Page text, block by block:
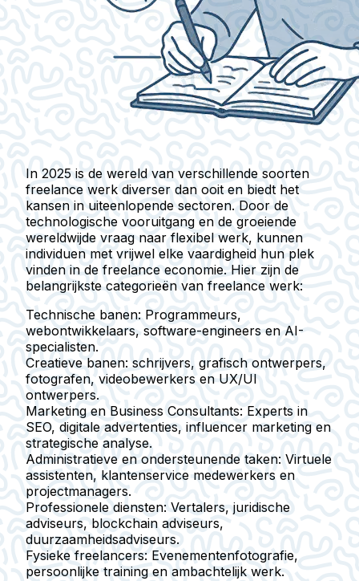
In 2025 is de wereld van verschillende soorten
freelance werk diverser dan ooit en biedt het
kansen in uiteenlopende sectoren. Door de
technologische vooruitgang en de groeiende
wereldwijde vraag naar flexibel werk, kunnen
individuen met vrijwel elke vaardigheid hun plek
vinden in de freelance economie. Hier zijn de
belangrijkste categorieën van freelance werk:
Technische banen: Programmeurs,
webontwikkelaars, software-engineers en AI-
specialisten.
Creatieve banen: schrijvers, grafisch ontwerpers,
fotografen, videobewerkers en UX/UI
ontwerpers.
Marketing en Business Consultants: Experts in
SEO, digitale advertenties, influencer marketing en
strategische analyse.
Administratieve en ondersteunende taken: Virtuele
assistenten, klantenservice medewerkers en
projectmanagers.
Professionele diensten: Vertalers, juridische
adviseurs, blockchain adviseurs,
duurzaamheidsadviseurs.
Fysieke freelancers: Evenementenfotografie,
persoonlijke training en ambachtelijk werk.